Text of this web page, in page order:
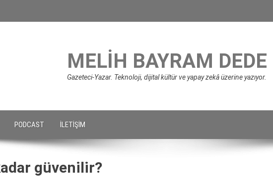
MELIH BAYRAM DEDE
Gazeteci-Yazar. Teknoloji, dijital kültür ve yapay zekâ üzerine yazıyor.
PODCAST İLETIŞIM
güvenilir?